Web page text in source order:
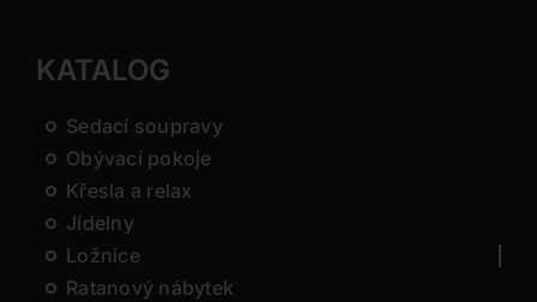
KATALOG
Sedací soupravy
Obývací pokoje
Křesla a relax
Jídelny
Ložnice
Ratanový nábytek